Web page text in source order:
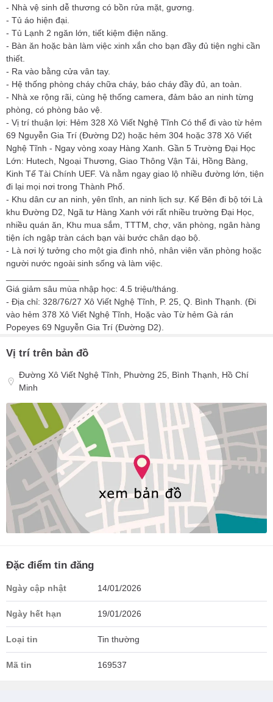
- Nhà vệ sinh dễ thương có bồn rửa mặt, gương.
- Tủ áo hiện đại.
- Tủ Lạnh 2 ngăn lớn, tiết kiệm điện năng.
- Bàn ăn hoặc bàn làm việc xinh xắn cho bạn đầy đủ tiện nghi cần
thiết.
- Ra vào bằng cửa vân tay.
- Hệ thống phòng cháy chữa cháy, báo cháy đầy đủ, an toàn.
- Nhà xe rộng rãi, cùng hệ thống camera, đảm bảo an ninh từng
phòng, có phòng bảo vệ.
- Vị trí thuận lợi: Hẻm 328 Xô Viết Nghệ Tĩnh Có thể đi vào từ hẻm
69 Nguyễn Gia Trí (Đường D2) hoặc hẻm 304 hoặc 378 Xô Viết
Nghệ Tĩnh - Ngay vòng xoay Hàng Xanh. Gần 5 Trường Đại Học
Lớn: Hutech, Ngoại Thương, Giao Thông Vận Tải, Hồng Bàng,
Kinh Tế Tài Chính UEF. Và nằm ngay giao lộ nhiều đường lớn, tiện
đi lại mọi nơi trong Thành Phố.
- Khu dân cư an ninh, yên tĩnh, an ninh lịch sự. Kế Bên đi bộ tới Là
khu Đường D2, Ngã tư Hàng Xanh với rất nhiều trường Đại Học,
nhiều quán ăn, Khu mua sắm, TTTM, chợ, văn phòng, ngân hàng
tiện ích ngập tràn cách bạn vài bước chân dạo bộ.
- Là nơi lý tưởng cho một gia đình nhỏ, nhân viên văn phòng hoặc
người nước ngoài sinh sống và làm việc.
Giá giảm sâu mùa nhập học: 4.5 triệu/tháng.
- Địa chỉ: 328/76/27 Xô Viết Nghệ Tĩnh, P. 25, Q. Bình Thạnh. (Đi
vào hẻm 378 Xô Viết Nghệ Tĩnh, Hoặc vào Từ hẻm Gà rán
Popeyes 69 Nguyễn Gia Trí (Đường D2).
Vị trí trên bản đồ
Đường Xô Viết Nghệ Tĩnh, Phường 25, Bình Thạnh, Hồ Chí
Minh
Đặc điểm tin đăng
Ngày cập nhật 14/01/2026
Ngày hết hạn 19/01/2026
Loại tin Tin thường
Mã tin 169537